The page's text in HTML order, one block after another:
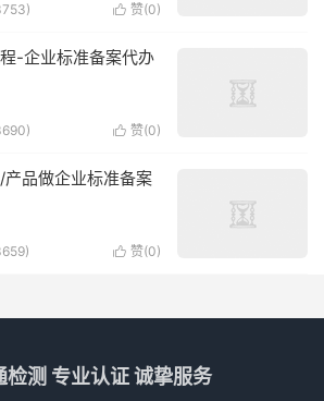
 赞(0)
-企业标准备案代办
 赞(0)
品做企业标准备案
 赞(0)
检测 专业认证 诚挚服务